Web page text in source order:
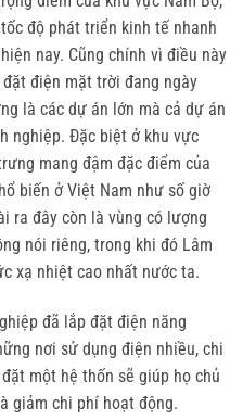
độ phát triển kinh tế nhanh
nay. Cũng chính vì điều này
điện mặt trời đang ngày
là các dự án lớn mà cả dự án
nghiệp. Đặc biệt ở khu vực
mang đậm đặc điểm của
biến ở Việt Nam như số giờ
ra đây còn là vùng có lượng
nói riêng, trong khi đó Lâm
xạ nhiệt cao nhất nước ta.
đã lắp đặt điện năng
nơi sử dụng điện nhiều, chi
một hệ thốn sẽ giúp họ chủ
giảm chi phí hoạt động.